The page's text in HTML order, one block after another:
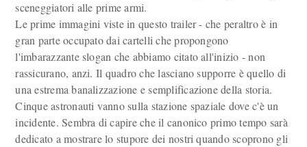
sceneggiatori alle prime armi.
Le prime immagini viste in questo trailer - che peraltro è in
gran parte occupato dai cartelli che propongono
l'imbarazzante slogan che abbiamo citato all'inizio - non
rassicurano, anzi. Il quadro che lasciano supporre è quello di
una estrema banalizzazione e semplificazione della storia.
Cinque astronauti vanno sulla stazione spaziale dove c'è un
incidente. Sembra di capire che il canonico primo tempo sarà
dedicato a mostrare lo stupore dei nostri quando scoprono gli